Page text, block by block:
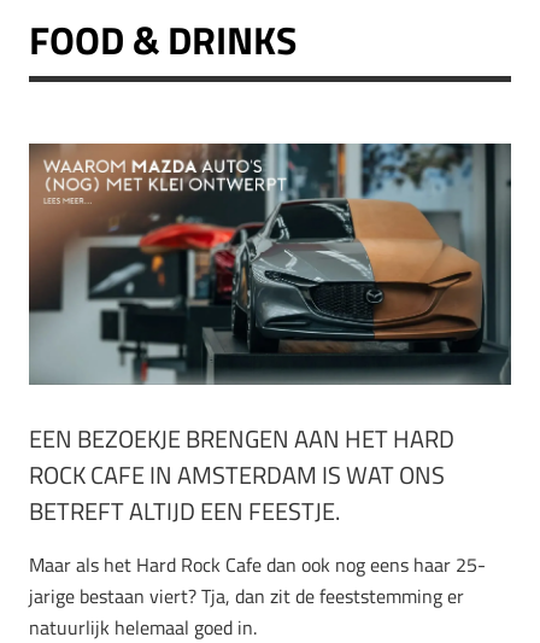
FOOD & DRINKS
EEN BEZOEKJE BRENGEN AAN HET HARD
ROCK CAFE IN AMSTERDAM IS WAT ONS
BETREFT ALTIJD EEN FEESTJE.
Maar als het Hard Rock Cafe dan ook nog eens haar 25-
jarige bestaan viert? Tja, dan zit de feeststemming er
natuurlijk helemaal goed in.